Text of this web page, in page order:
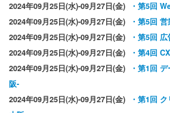
2024年09月25日(水)-09月27日(金)
・第5回
2024年09月25日(水)-09月27日(金)
・第5回
2024年09月25日(水)-09月27日(金)
・第5回
2024年09月25日(水)-09月27日(金)
・第4回
2024年09月25日(水)-09月27日(金)
・第1回
阪-
2024年09月25日(水)-09月27日(金)
・第1回